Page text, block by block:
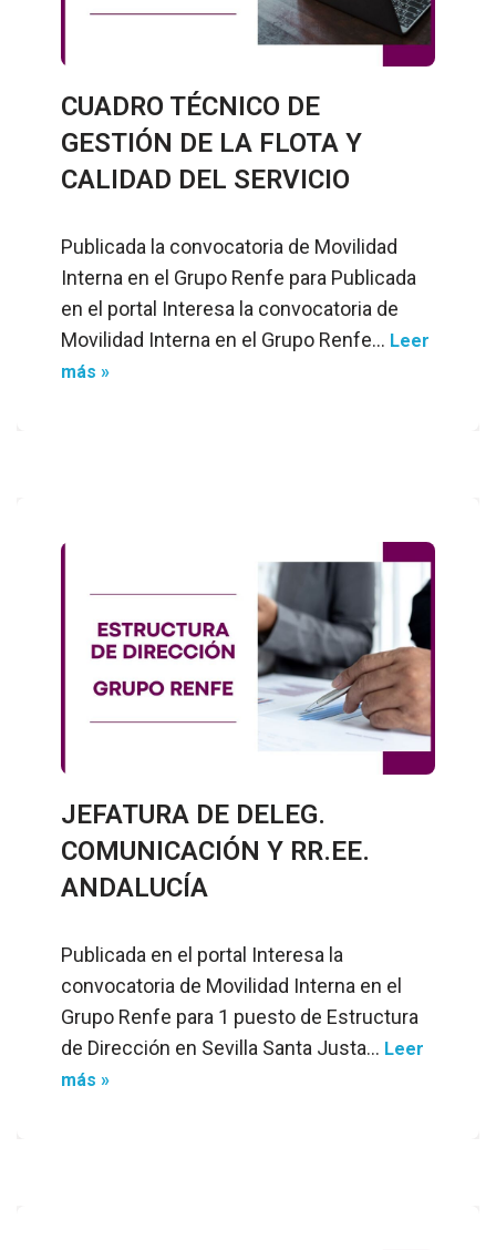
CUADRO TÉCNICO DE
GESTIÓN DE LA FLOTA Y
CALIDAD DEL SERVICIO
Publicada la convocatoria de Movilidad
Interna en el Grupo Renfe para Publicada
en el portal Interesa la convocatoria de
Movilidad Interna en el Grupo Renfe… Leer
más »
JEFATURA DE DELEG.
COMUNICACIÓN Y RR.EE.
ANDALUCÍA
Publicada en el portal Interesa la
convocatoria de Movilidad Interna en el
Grupo Renfe para 1 puesto de Estructura
de Dirección en Sevilla Santa Justa… Leer
más »